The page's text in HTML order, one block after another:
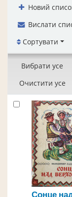
Новий
Вислати
Сортувати
Вибрати усе
Очистити усе